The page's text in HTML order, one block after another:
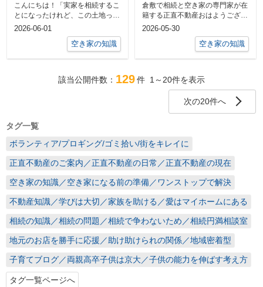
価）をエリア別に分か
りやすく解説します！
こんにちは！「実家を相続するこ
とになったけれど、この土地って
ぶっちゃけいくら位の価値がある
2026-06-01
空き家の知識
市】建築指導課と共催
で空き家の相談会を開
催しましたー
倉敷で相続と空き家の専門家が在
籍する正直不動産おはようござい
ます（‐＾▽＾‐）#倉敷 #正直不
2026-05-30
空き家の知識
該当公開件数： 129件 1～20件を表示
次の20件へ
タグ一覧
ボランティア/プロギング/ゴミ拾い/街をキレイに
正直不動産のご案内／正直不動産の日常／正直不動産の現在
空き家の知識／空き家になる前の準備／ワンストップで解決
不動産知識／学びは大切／家族を助ける／愛はマイホームにある
相続の知識／相続の問題／相続で争わないため／相続円満相談室
地元のお店を勝手に応援／助け助けられの関係／地域密着型
子育てブログ／両親高卒子供は京大／子供の能力を伸ばす考え方
タグ一覧ページへ